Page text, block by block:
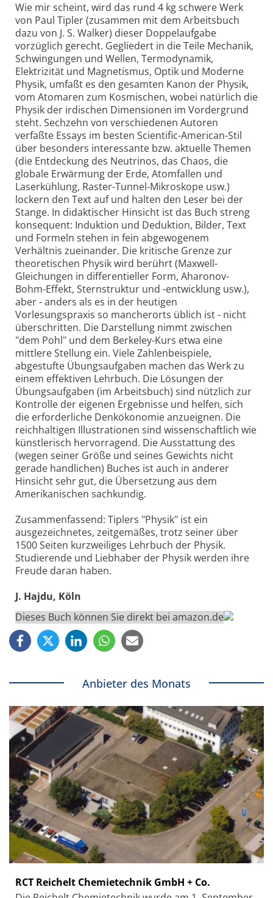
Wie mir scheint, wird das rund 4 kg schwere Werk
von Paul Tipler (zusammen mit dem Arbeitsbuch
dazu von J. S. Walker) dieser Doppelaufgabe
vorzüglich gerecht. Gegliedert in die Teile Mechanik,
Schwingungen und Wellen, Termodynamik,
Elektrizität und Magnetismus, Optik und Moderne
Physik, umfaßt es den gesamten Kanon der Physik,
vom Atomaren zum Kosmischen, wobei natürlich die
Physik der irdischen Dimensionen im Vordergrund
steht. Sechzehn von verschiedenen Autoren
verfaßte Essays im besten Scientific-American-Stil
über besonders interessante bzw. aktuelle Themen
(die Entdeckung des Neutrinos, das Chaos, die
globale Erwärmung der Erde, Atomfallen und
Laserkühlung, Raster-Tunnel-Mikroskope usw.)
lockern den Text auf und halten den Leser bei der
Stange. In didaktischer Hinsicht ist das Buch streng
konsequent: Induktion und Deduktion, Bilder, Text
und Formeln stehen in fein abgewogenem
Verhältnis zueinander. Die kritische Grenze zur
theoretischen Physik wird berührt (Maxwell-
Gleichungen in differentieller Form, Aharonov-
Bohm-Effekt, Sternstruktur und -entwicklung usw.),
aber - anders als es in der heutigen
Vorlesungspraxis so mancherorts üblich ist - nicht
überschritten. Die Darstellung nimmt zwischen
"dem Pohl" und dem Berkeley-Kurs etwa eine
mittlere Stellung ein. Viele Zahlenbeispiele,
abgestufte Übungsaufgaben machen das Werk zu
einem effektiven Lehrbuch. Die Lösungen der
Übungsaufgaben (im Arbeitsbuch) sind nützlich zur
Kontrolle der eigenen Ergebnisse und helfen, sich
die erforderliche Denkökonomie anzueignen. Die
reichhaltigen Illustrationen sind wissenschaftlich wie
künstlerisch hervorragend. Die Ausstattung des
(wegen seiner Größe und seines Gewichts nicht
gerade handlichen) Buches ist auch in anderer
Hinsicht sehr gut, die Übersetzung aus dem
Amerikanischen sachkundig.
Zusammenfassend: Tiplers "Physik" ist ein
ausgezeichnetes, zeitgemäßes, trotz seiner über
1500 Seiten kurzweiliges Lehrbuch der Physik.
Studierende und Liebhaber der Physik werden ihre
Freude daran haben.
J. Hajdu, Köln
Dieses Buch können Sie direkt bei amazon.de
Anbieter des Monats
RCT Reichelt Chemietechnik GmbH + Co.